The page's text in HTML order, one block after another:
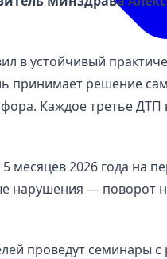
в устойчивый
принимает решение
Каждое третье
месяцев 2026 года на
нарушения — поворот
проведут семинары